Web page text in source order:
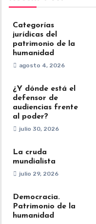
Categorías
jurídicas del
patrimonio de la
humanidad
agosto 4, 2026
¿Y dónde está el
defensor de
audiencias frente
al poder?
julio 30, 2026
La cruda
mundialista
julio 29, 2026
Democracia.
Patrimonio de la
humanidad